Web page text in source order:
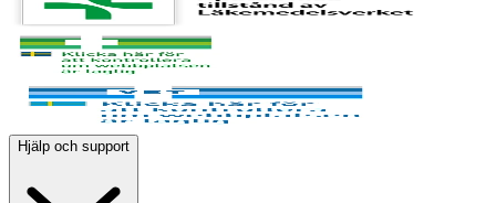
Hjälp och support